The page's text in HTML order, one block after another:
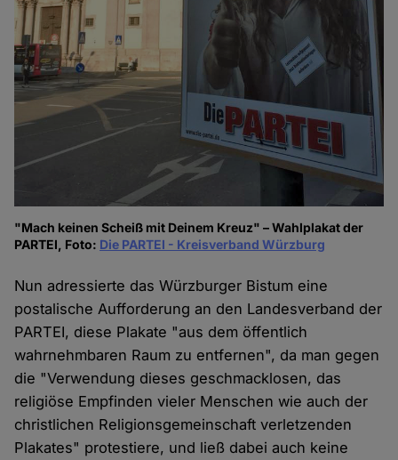
"Mach keinen Scheiß mit Deinem Kreuz" – Wahlplakat der
PARTEI, Foto: Die PARTEI - Kreisverband Würzburg
Nun adressierte das Würzburger Bistum eine
postalische Aufforderung an den Landesverband der
PARTEI, diese Plakate "aus dem öffentlich
wahrnehmbaren Raum zu entfernen", da man gegen
die "Verwendung dieses geschmacklosen, das
religiöse Empfinden vieler Menschen wie auch der
christlichen Religionsgemeinschaft verletzenden
Plakates" protestiere, und ließ dabei auch keine